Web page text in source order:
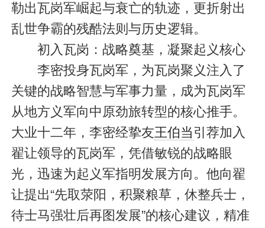
勒出瓦岗军崛起与衰亡的轨迹，更折射出
乱世争霸的残酷法则与历史逻辑。
初入瓦岗：战略奠基，凝聚起义核心
李密投身瓦岗军，为瓦岗聚义注入了
关键的战略智慧与军事力量，成为瓦岗军
从地方义军向中原劲旅转型的核心推手。
大业十二年，李密经挚友王伯当引荐加入
翟让领导的瓦岗军，凭借敏锐的战略眼
光，迅速为起义军指明发展方向。他向翟
让提出“先取荥阳，积聚粮草，休整兵士，
待士马强壮后再图发展”的核心建议，精准